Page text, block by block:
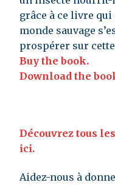
grâce à ce livre
monde sauvage
prospérer sur
Buy the book.
Download the
Découvrez tous
ici.
Aidez-nous à